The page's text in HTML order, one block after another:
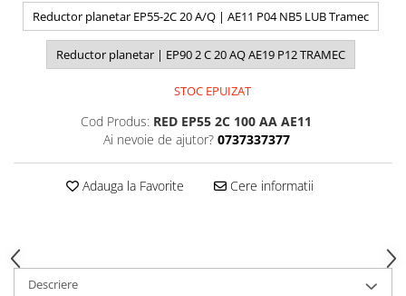
Reductor planetar EP55-2C 20 A/Q | AE11 P04 NB5 LUB Tramec
Reductor planetar | EP90 2 C 20 AQ AE19 P12 TRAMEC
STOC EPUIZAT
Cod Produs: RED EP55 2C 100 AA AE11
Ai nevoie de ajutor? 0737337377
Adauga la Favorite Cere informatii
Descriere